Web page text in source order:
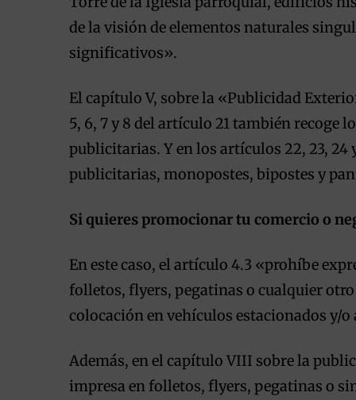
de la visión de elementos naturales
significativos».
El capítulo V, sobre la «Publicidad
5, 6, 7 y 8 del artículo 21 también recoge
publicitarias. Y en los artículos 22, 23, 24
publicitarias, monopostes, bipostes y
Si quieres promocionar tu comercio o
En este caso, el artículo 4.3 «prohíbe
folletos, flyers, pegatinas o cualquier
colocación en vehículos estacionados y/
Además, en el capítulo VIII sobre la
impresa en folletos, flyers, pegatinas o